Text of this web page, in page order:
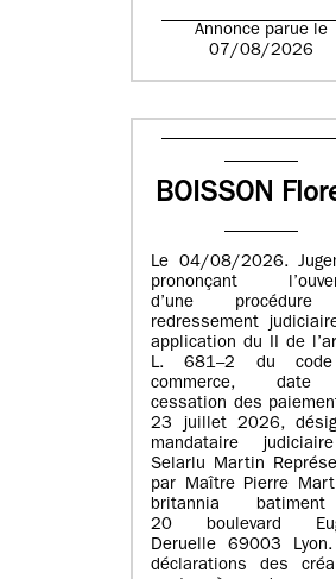
Annonce parue le
07/08/2026
BOISSON
Le 04/08/2026.
prononçant
d’une
redressement
application du II de
L. 681–2 du
commerce,
cessation des
23 juillet 2026,
mandataire
Selarlu Martin
par Maître Pierre
britannia
20 boulevard
Deruelle 69003
déclarations des